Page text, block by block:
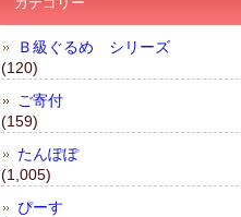
Ｂ級ぐるめ シリーズ
(120)
ご寄付
(159)
たんぽぽ
(1,005)
ぴーす